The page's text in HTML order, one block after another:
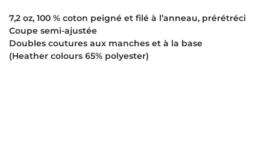
7,2 oz, 100 % coton peigné et filé à l’anneau, prérétréci
Coupe semi-ajustée
Doubles coutures aux manches et à la base
(Heather colours 65% polyester)